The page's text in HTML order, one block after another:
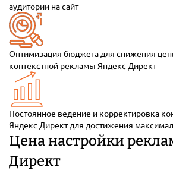
аудитории на сайт
Оптимизация бюджета для снижения
контекстной рекламы Яндекс Директ
Постоянное ведение и корректировка
Яндекс Директ для достижения
Цена настройки
Директ